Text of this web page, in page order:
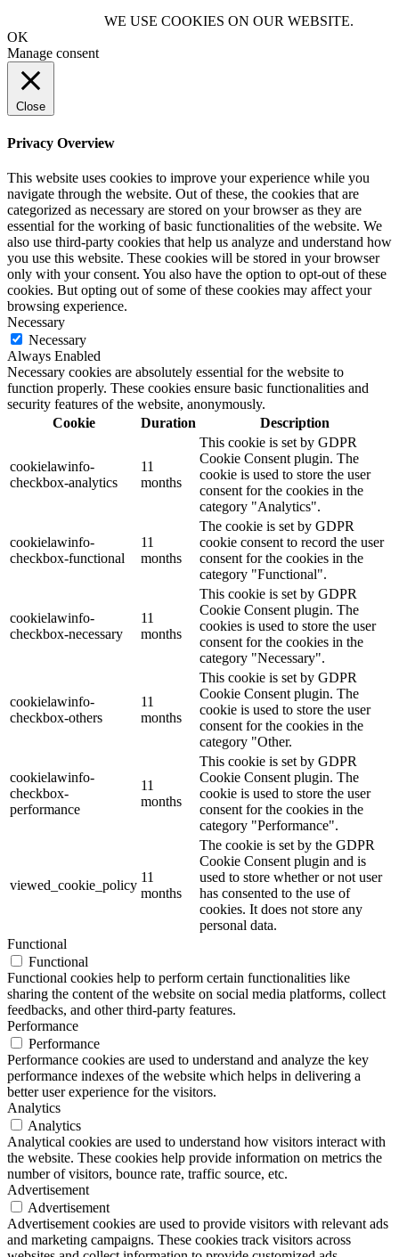
WE USE COOKIES ON OUR WEBSITE.
OK
Manage consent
Close
Privacy Overview
This website uses cookies to improve your experience while you
navigate through the website. Out of these, the cookies that are
categorized as necessary are stored on your browser as they are
essential for the working of basic functionalities of the website. We
also use third-party cookies that help us analyze and understand how
you use this website. These cookies will be stored in your browser
only with your consent. You also have the option to opt-out of these
cookies. But opting out of some of these cookies may affect your
browsing experience.
Necessary
Necessary
Always Enabled
Necessary cookies are absolutely essential for the website to
function properly. These cookies ensure basic functionalities and
security features of the website, anonymously.
Cookie
Duration Description
cookielawinfo-
checkbox-analytics
11
months
This cookie is set by GDPR
Cookie Consent plugin. The
cookie is used to store the user
consent for the cookies in the
category "Analytics".
cookielawinfo-
checkbox-functional
11
months
The cookie is set by GDPR
cookie consent to record the user
consent for the cookies in the
category "Functional".
cookielawinfo-
checkbox-necessary
11
months
This cookie is set by GDPR
Cookie Consent plugin. The
cookies is used to store the user
consent for the cookies in the
category "Necessary".
cookielawinfo-
checkbox-others
11
months
This cookie is set by GDPR
Cookie Consent plugin. The
cookie is used to store the user
consent for the cookies in the
category "Other.
cookielawinfo-
checkbox-
performance
11
months
This cookie is set by GDPR
Cookie Consent plugin. The
cookie is used to store the user
consent for the cookies in the
category "Performance".
viewed_cookie_policy
11
months
The cookie is set by the GDPR
Cookie Consent plugin and is
used to store whether or not user
has consented to the use of
cookies. It does not store any
personal data.
Functional
Functional
Functional cookies help to perform certain functionalities like
sharing the content of the website on social media platforms, collect
feedbacks, and other third-party features.
Performance
Performance
Performance cookies are used to understand and analyze the key
performance indexes of the website which helps in delivering a
better user experience for the visitors.
Analytics
Analytics
Analytical cookies are used to understand how visitors interact with
the website. These cookies help provide information on metrics the
number of visitors, bounce rate, traffic source, etc.
Advertisement
Advertisement
Advertisement cookies are used to provide visitors with relevant ads
and marketing campaigns. These cookies track visitors across